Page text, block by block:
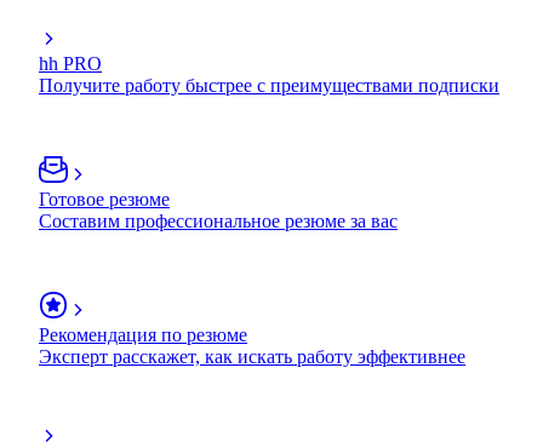
hh PRO
Получите работу быстрее с преимуществами подписки
Готовое резюме
Составим профессиональное резюме за вас
Рекомендация по резюме
Эксперт расскажет, как искать работу эффективнее